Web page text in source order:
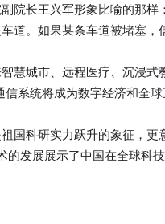
院长王兴军形象比喻的那样
道。如果某条车道被堵塞
慧城市、远程医疗、沉浸
系统将成为数字经济和全球
国科研实力跃升的象征，更
的发展展示了中国在全球科